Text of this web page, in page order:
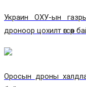
Украин ОХУ-ын
дроноор цохилт өгсөөр
Оросын дроны